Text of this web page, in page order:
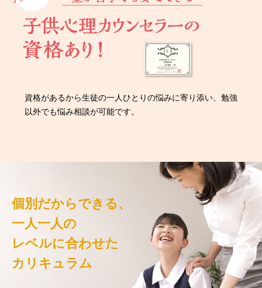
資格があるから生徒の一人ひとりの悩みに寄り添い、勉強
以外でも悩み相談が可能です。
個別だからできる、
一人一人の
レベルに合わせた
カリキュラム